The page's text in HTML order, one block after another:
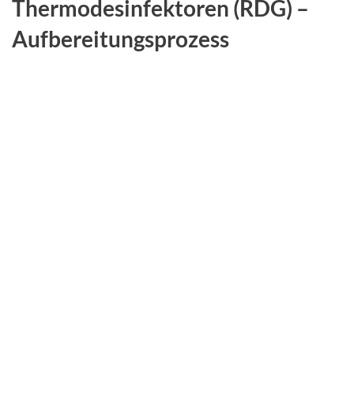
Thermodesinfektoren (RDG) –
Aufbereitungsprozess